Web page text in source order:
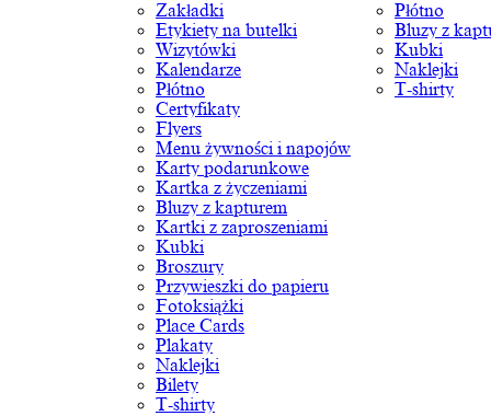
Zakładki
Etykiety na butelki
Wizytówki
Kalendarze
Płótno
Certyfikaty
Flyers
Menu żywności i napojów
Karty podarunkowe
Kartka z życzeniami
Bluzy z kapturem
Kartki z zaproszeniami
Kubki
Broszury
Przywieszki do papieru
Fotoksiążki
Place Cards
Plakaty
Naklejki
Bilety
T-shirty
Płótno
Bluzy z
Kubki
Naklejki
T-shirty